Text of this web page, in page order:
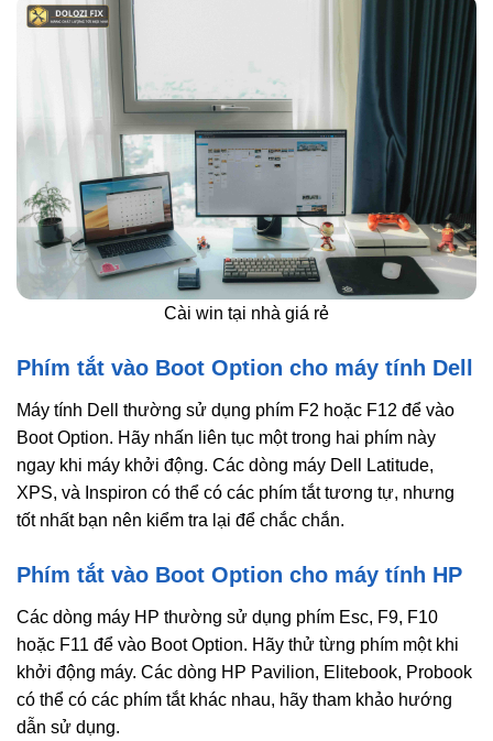
Cài win tại nhà giá rẻ
Phím tắt vào Boot Option cho máy tính Dell
Máy tính Dell thường sử dụng phím F2 hoặc F12 để vào
Boot Option. Hãy nhấn liên tục một trong hai phím này
ngay khi máy khởi động. Các dòng máy Dell Latitude,
XPS, và Inspiron có thể có các phím tắt tương tự, nhưng
tốt nhất bạn nên kiểm tra lại để chắc chắn.
Phím tắt vào Boot Option cho máy tính HP
Các dòng máy HP thường sử dụng phím Esc, F9, F10
hoặc F11 để vào Boot Option. Hãy thử từng phím một khi
khởi động máy. Các dòng HP Pavilion, Elitebook, Probook
có thể có các phím tắt khác nhau, hãy tham khảo hướng
dẫn sử dụng.